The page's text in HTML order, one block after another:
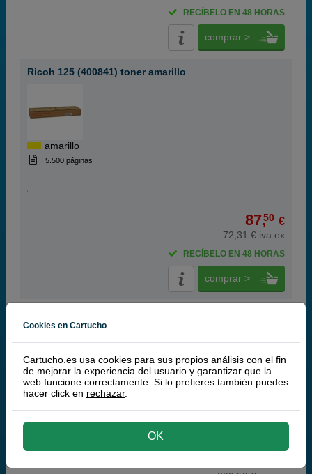
RECÍBELO EN 48 HORAS
comprar >
Ricoh 125 (400841) toner amarillo
amarillo
5.500 páginas
87,50 €
72,31 € iva ex
RECÍBELO EN 48 HORAS
comprar >
color
Cookies en Cartucho
Cartucho.es usa cookies para sus propios análisis con el fin
de mejorar la experiencia del usuario y garantizar que la
web funcione correctamente. Si lo prefieres también puedes
hacer click en rechazar.
OK